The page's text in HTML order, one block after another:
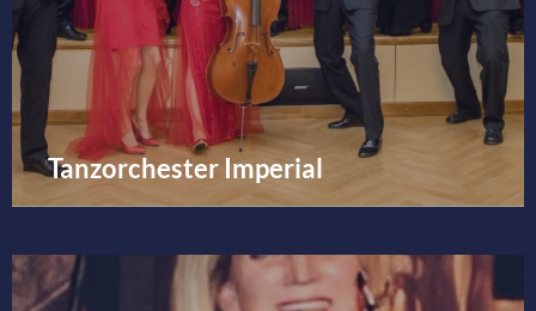
Tanzorchester Imperial